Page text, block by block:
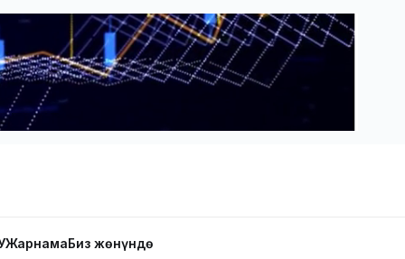
ЖарнамаБиз жөнүндө